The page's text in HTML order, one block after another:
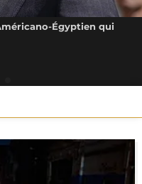
Égyptien qui